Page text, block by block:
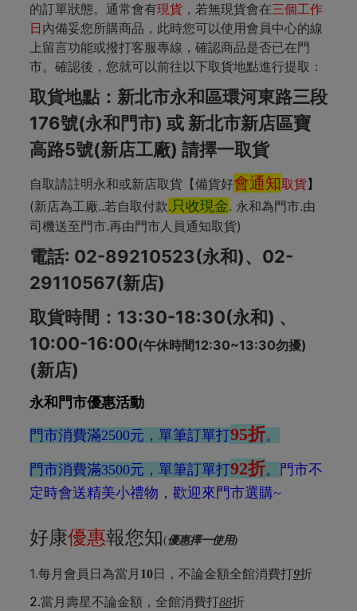
的訂單狀態。通常會有現貨，若無現貨會在三個工作
日 內備妥您所購商品，此時您可以使用會員中心的線
上留言功能或撥打客服專線，確認商品是否已在門
市。確認後，您就可以前往以下取貨地點進行提取：
取貨地點：新北市永和區環河東路三段
176號(永和門市) 或 新北市新店區寶
高路5號(新店工廠) 請擇一取貨
自取請註明永和或新店取貨【備貨好會通知取貨】
(新店為工廠..若自取付款. 只收現金. 永和為門市.由
司機送至門市.再由門市人員通知取貨)
電話: 02-89210523(永和)、02-
29110567(新店)
取貨時間：13:30-18:30(永和) 、
10:00-16:00(午休時間12:30~13:30勿擾)
(新店)
永和門市優惠活動
門市消費滿2500元，單筆訂單打95折。
門市消費滿3500元，單筆訂單打92折。
門市不
定時會送精美小禮物，歡迎來門市選購~
好康優惠報您知(優惠擇一使用)
1.每月會員日為當月 10日，不論金額全館消費打9折
2.當月壽星不論金額，全館消費打88折